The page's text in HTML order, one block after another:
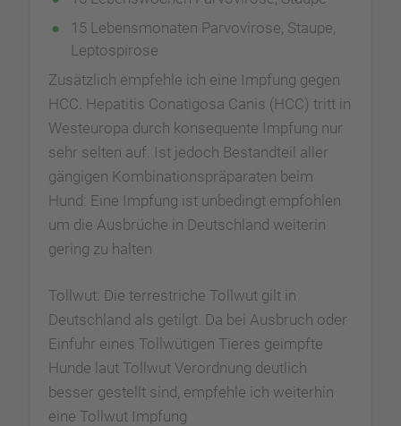
15 Lebensmonaten Parvovirose, Staupe,
Leptospirose
Zusätzlich empfehle ich eine Impfung gegen
HCC. Hepatitis Conatigosa Canis (HCC) tritt in
Westeuropa durch konsequente Impfung nur
sehr selten auf. Ist jedoch Bestandteil aller
gängigen Kombinationspräparaten beim
Hund: Eine Impfung ist unbedingt empfohlen
um die Ausbrüche in Deutschland weiterin
gering zu halten
Tollwut: Die terrestriche Tollwut gilt in
Deutschland als getilgt. Da bei Ausbruch oder
Einfuhr eines Tollwütigen Tieres geimpfte
Hunde laut Tollwut Verordnung deutlich
besser gestellt sind, empfehle ich weiterhin
eine Tollwut Impfung